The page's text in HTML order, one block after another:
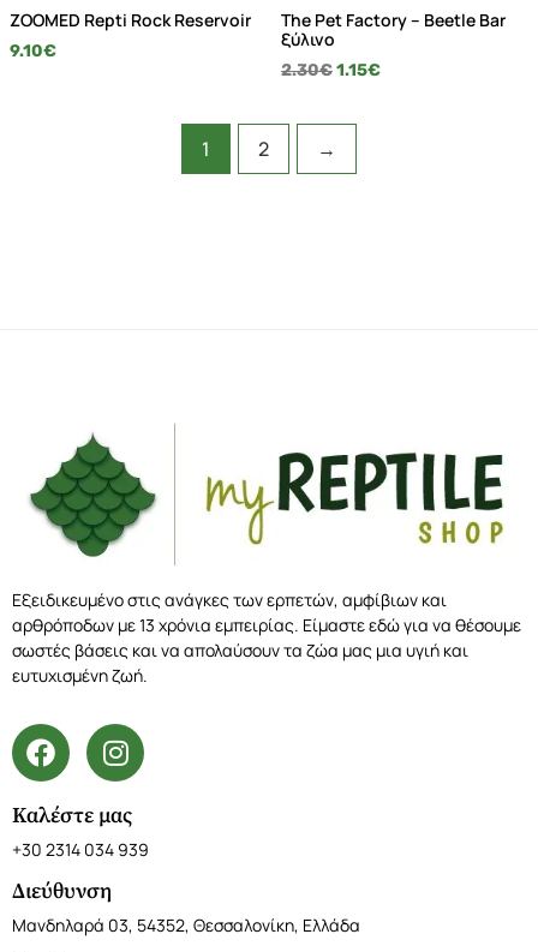
ZOOMED Repti Rock Reservoir
9.10€
The Pet Factory – Beetle Bar
ξύλινο
2.30€1.15€
1 2 →
Εξειδικευμένο στις ανάγκες των ερπετών, αμφίβιων και
αρθρόποδων με 13 χρόνια εμπειρίας. Είμαστε εδώ για να θέσουμε
σωστές βάσεις και να απολαύσουν τα ζώα μας μια υγιή και
ευτυχισμένη ζωή.
Καλέστε μας
+30 2314 034 939
Διεύθυνση
Μανδηλαρά 03, 54352, Θεσσαλονίκη, Ελλάδα